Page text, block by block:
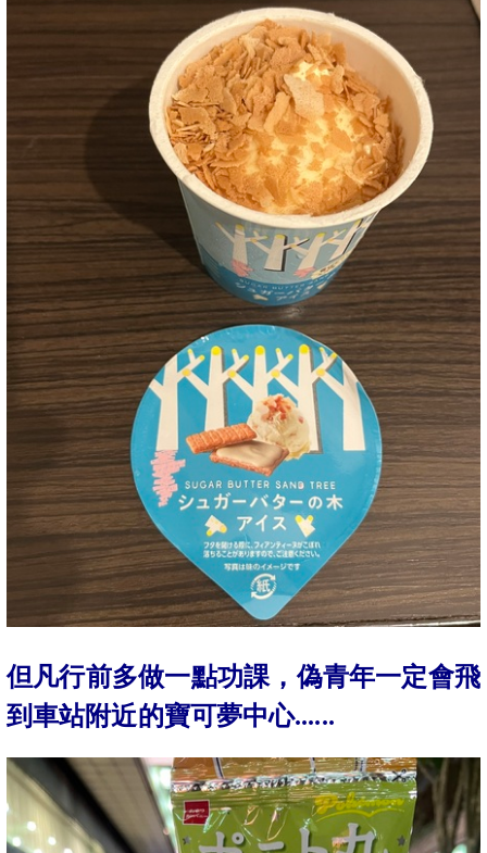
但凡行前多做一點功課，偽青年一定會飛
到車站附近的寶可夢中心......